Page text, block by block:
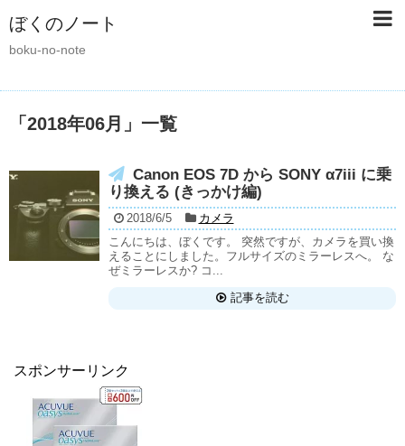
ぼくのノート
boku-no-note
「 2018年06月 」 一覧
Canon EOS 7D から SONY α7iii に乗
り換える (きっかけ編)
2018/6/5
カメラ
こんにちは、ぼくです。 突然ですが、カメラを買い換
えることにしました。フルサイズのミラーレスへ。 な
ぜミラーレスか? コ...
記事を読む
スポンサーリンク